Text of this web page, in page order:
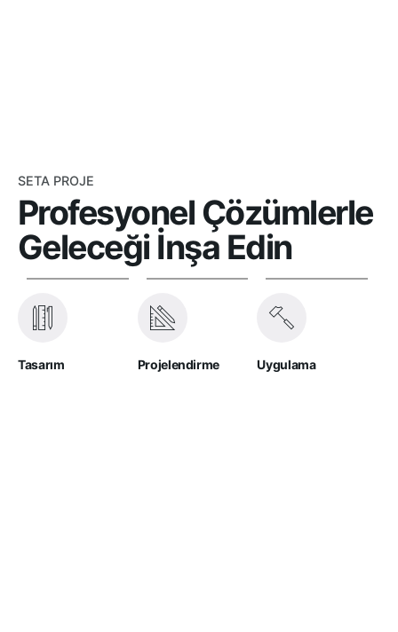
SETA PROJE
Profesyonel Çözümlerle
Geleceği İnşa Edin
Tasarım Projelendirme Uygulama